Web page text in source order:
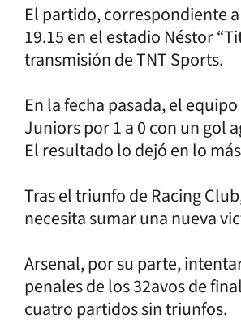
El partido, correspondiente
19.15 en el estadio Néstor
transmisión de TNT Sports.
En la fecha pasada, el
Juniors por 1 a 0 con un gol
El resultado lo dejó en lo
Tras el triunfo de Racing
necesita sumar una nueva
Arsenal, por su parte,
penales de los 32avos de
cuatro partidos sin triunfos.